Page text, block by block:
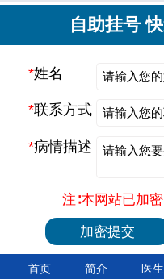
自助挂号
*姓名
*联系方式
*病情描述
注∶本网站已加
首页 简介 医生